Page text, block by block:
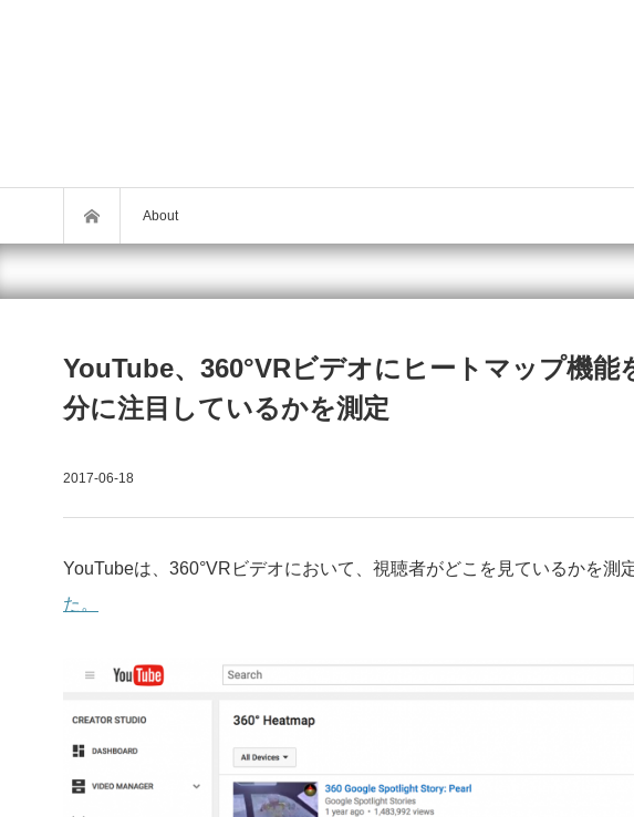
About
YouTube、360°VRビデオにヒートマップ機能
分に注目しているかを測定
2017-06-18
YouTubeは、360°VRビデオにおいて、視聴者がどこを見ているかを測
た。